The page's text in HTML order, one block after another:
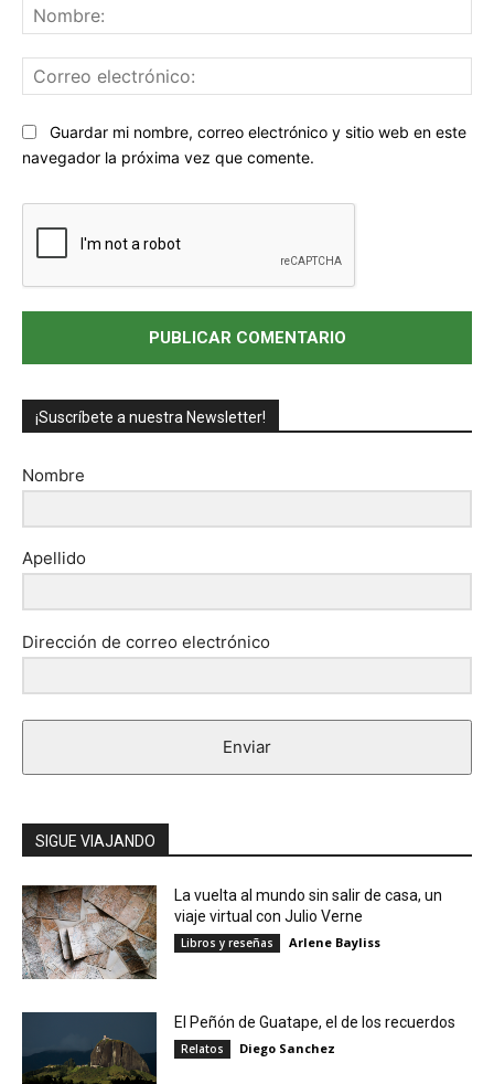
Sitio
web:
Guardar mi nombre, correo electrónico y sitio web en este
navegador la próxima vez que comente.
¡Suscríbete a nuestra Newsletter!
Nombre
Apellido
Dirección de correo electrónico
Enviar
SIGUE VIAJANDO
La vuelta al mundo sin salir de casa, un
viaje virtual con Julio Verne
Libros y reseñas Arlene Bayliss
El Peñón de Guatape, el de los recuerdos
Relatos Diego Sanchez